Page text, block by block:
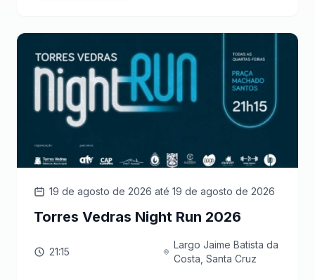
19 de agosto de 2026 até 19 de agosto de 2026
Torres Vedras Night Run 2026
21:15
Largo Jaime Batista da
Costa, Santa Cruz